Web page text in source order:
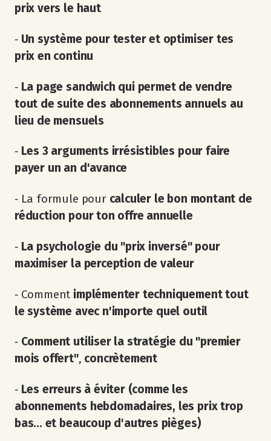
prix vers le haut
‐ Un système pour tester et optimiser tes
prix en continu
‐ La page sandwich qui permet de vendre
tout de suite des abonnements annuels au
lieu de mensuels
‐ Les 3 arguments irrésistibles pour faire
payer un an d'avance
‐ La formule pour calculer le bon montant de
réduction pour ton offre annuelle
‐ La psychologie du "prix inversé" pour
maximiser la perception de valeur
‐ Comment implémenter techniquement tout
le système avec n'importe quel outil
‐ Comment utiliser la stratégie du "premier
mois offert", concrètement
‐ Les erreurs à éviter (comme les
abonnements hebdomadaires, les prix trop
bas... et beaucoup d'autres pièges)